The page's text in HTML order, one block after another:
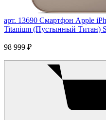
арт. 13690 Смартфон Apple
Titanium (Пустынный Титан)
98 999 ₽